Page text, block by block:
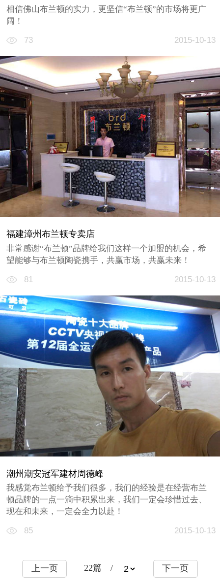
相信佛山布兰顿的实力，更坚信“布兰顿”的市场将更广
阔！
73 2015-10-13
福建漳州布兰顿专卖店
非常感谢“布兰顿”品牌给我们这样一个加盟的机会，希
望能够与布兰顿陶瓷携手，共赢市场，共赢未来！
81 2015-10-13
潮州潮安冠军建材周德峰
我感觉布兰顿给予我们很多，我们的经验是在经营布兰
顿品牌的一点一滴中积累出来，我们一定会珍惜过去、
现在和未来，一定会全力以赴！
85 2015-10-13
上一页 22篇 / 下一页